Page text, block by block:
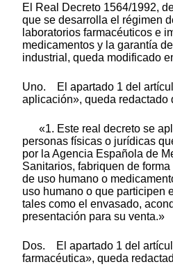
El Real Decreto 1564/1992,
que se desarrolla el régimen
laboratorios farmacéuticos e
medicamentos y la garantía
industrial, queda modificado
Uno. El apartado 1 del
aplicación», queda redactado
«1. Este real decreto se
personas físicas o jurídicas
por la Agencia Española de
Sanitarios, fabriquen de
de uso humano o
uso humano o que participen
tales como el envasado,
presentación para su venta.»
Dos. El apartado 1 del
farmacéutica», queda